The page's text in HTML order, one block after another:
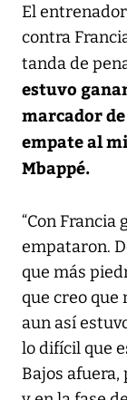
El
contra
tanda de
estuvo
marcador
empate al
Mbappé.
“Con Francia
empataron.
que más
que creo que
aun así
lo difícil que
Bajos